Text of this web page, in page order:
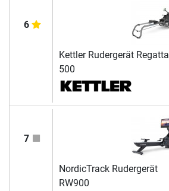
6
Kettler Rudergerät Regatta
500
7
NordicTrack Rudergerät
RW900